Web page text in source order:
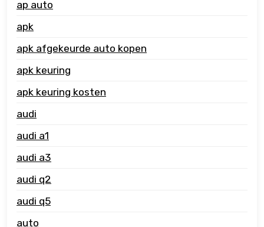
ap auto
apk
apk afgekeurde auto kopen
apk keuring
apk keuring kosten
audi
audi a1
audi a3
audi q2
audi q5
auto